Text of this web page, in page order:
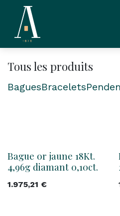
Se rendre au contenu
Tous les produits
BaguesBracelets
Bague or jaune 18Kt.
4,96g diamant 0,10ct.
1.975,21 €